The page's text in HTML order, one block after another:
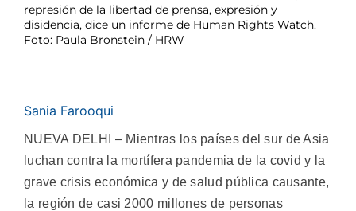
represión de la libertad de prensa, expresión y
disidencia, dice un informe de Human Rights Watch.
Foto: Paula Bronstein / HRW
Sania Farooqui
NUEVA DELHI – Mientras los países del sur de Asia
luchan contra la mortífera pandemia de la covid y la
grave crisis económica y de salud pública causante,
la región de casi 2000 millones de personas